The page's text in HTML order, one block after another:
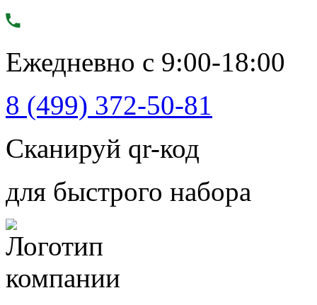
Ежедневно с 9:00-18:00
8 (499) 372-50-81
Сканируй qr-код
для быстрого набора